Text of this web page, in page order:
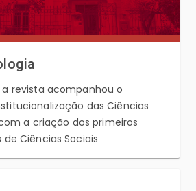
revista acompanhou o
das Ciências
a criação dos primeiros
Ciências Sociais